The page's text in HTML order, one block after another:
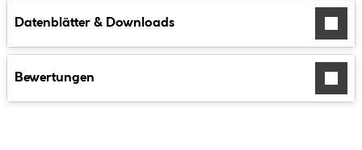
Datenblätter & Downloads
Bewertungen